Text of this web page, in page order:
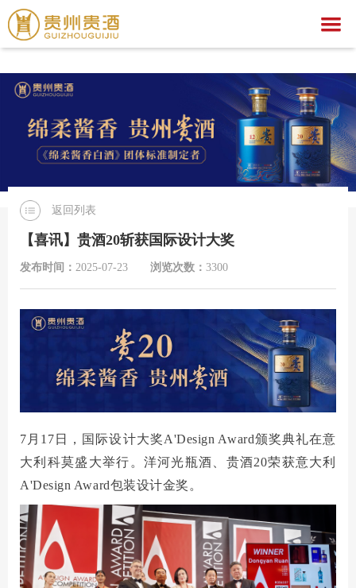
乐动手机官方网站,乐动（中国）
关于我们
集团简介
企业荣誉
贵酒匠心
乐动手机官方网站,乐动（中国）
公示公告
贵酒美文
产品中心
贵酒樽系列
贵酒(金/红)系列
贵酒品系列
贵酒黔春酒系列
星贵系列
党团建设
厂区旅游
招标公告
中标公告
经营者信息
招聘中心
人才理念
社会招聘
返回列表
【喜讯】贵酒20斩获国际设计大奖
发布时间： 2025-07-23 浏览次数： 3300
7月17日，国际设计大奖A'Design Award颁奖典礼在意
大利科莫盛大举行 。洋河光瓶酒、贵酒20荣获意大利
A'Design Award包装设计金奖。